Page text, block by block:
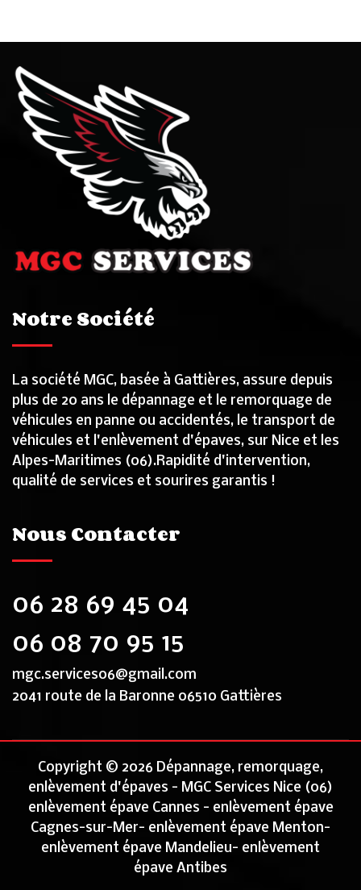
Notre Société
La société MGC, basée à Gattières, assure depuis
plus de 20 ans le dépannage et le remorquage de
véhicules en panne ou accidentés, le transport de
véhicules et l'enlèvement d'épaves, sur Nice et les
Alpes-Maritimes (06).Rapidité d'intervention,
qualité de services et sourires garantis !
Nous Contacter
06 28 69 45 04
06 08 70 95 15
mgc.services06@gmail.com
2041 route de la Baronne 06510 Gattières
Copyright © 2026 Dépannage, remorquage,
enlèvement d'épaves - MGC Services Nice (06)
enlèvement épave Cannes - enlèvement épave
Cagnes-sur-Mer- enlèvement épave Menton-
enlèvement épave Mandelieu- enlèvement
épave Antibes